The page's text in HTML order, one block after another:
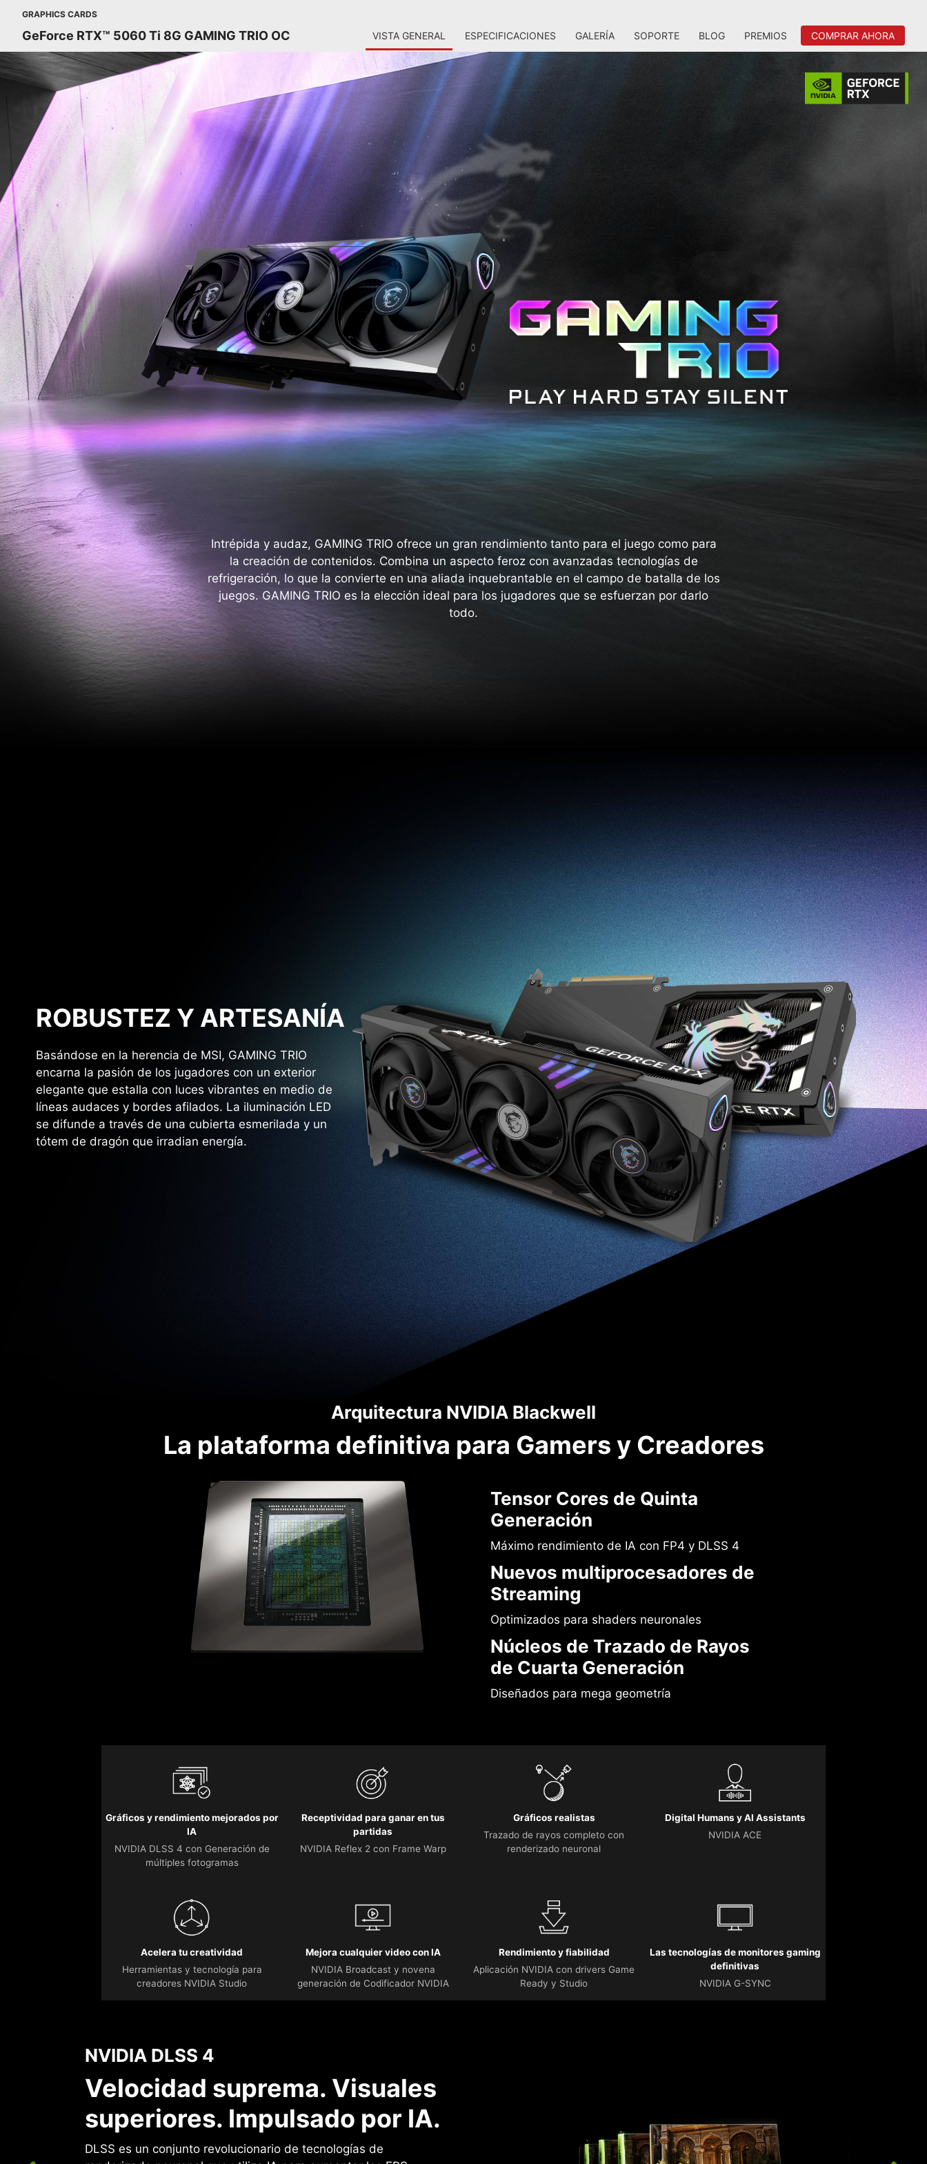
GRAPHICS CARDS
GeForce RTX™ 5060 Ti 8G GAMING TRIO OC VISTA GENERAL ESPECIFICACIONES GALERÍA SOPORTE BLOG PREMIOS COMPRAR AHORA
Intrépida y audaz, GAMING TRIO ofrece un gran rendimiento tanto para el juego como para
la creación de contenidos. Combina un aspecto feroz con avanzadas tecnologías de
refrigeración, lo que la convierte en una aliada inquebrantable en el campo de batalla de los
juegos. GAMING TRIO es la elección ideal para los jugadores que se esfuerzan por darlo
todo.
ROBUSTEZ Y ARTESANÍA
Basándose en la herencia de MSI, GAMING TRIO
encarna la pasión de los jugadores con un exterior
elegante que estalla con luces vibrantes en medio de
líneas audaces y bordes afilados. La iluminación LED
se difunde a través de una cubierta esmerilada y un
tótem de dragón que irradian energía.
Arquitectura NVIDIA Blackwell
La plataforma definitiva para Gamers y Creadores
Tensor Cores de Quinta
Generación
Máximo rendimiento de IA con FP4 y DLSS 4
Nuevos multiprocesadores de
Streaming
Optimizados para shaders neuronales
Núcleos de Trazado de Rayos
de Cuarta Generación
Diseñados para mega geometría
Gráficos y rendimiento mejorados por
IA
NVIDIA DLSS 4 con Generación de
múltiples fotogramas
Receptividad para ganar en tus
partidas
NVIDIA Reflex 2 con Frame Warp
Gráficos realistas
Trazado de rayos completo con
renderizado neuronal
Digital Humans y AI Assistants
NVIDIA ACE
Acelera tu creatividad
Herramientas y tecnología para
creadores NVIDIA Studio
Mejora cualquier video con IA
NVIDIA Broadcast y novena
generación de Codificador NVIDIA
Rendimiento y fiabilidad
Aplicación NVIDIA con drivers Game
Ready y Studio
Las tecnologías de monitores gaming
definitivas
NVIDIA G-SYNC
NVIDIA DLSS 4
Velocidad suprema. Visuales
superiores. Impulsado por IA.
DLSS es un conjunto revolucionario de tecnologías de